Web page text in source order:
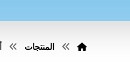
المنتجات